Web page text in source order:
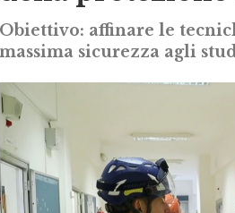
Obiettivo: affinare le
massima sicurezza agli